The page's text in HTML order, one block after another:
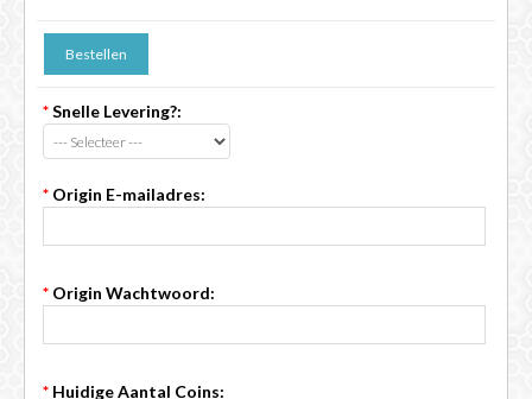
*Snelle Levering?:
* Origin E-mailadres:
* Origin Wachtwoord:
* Huidige Aantal Coins: